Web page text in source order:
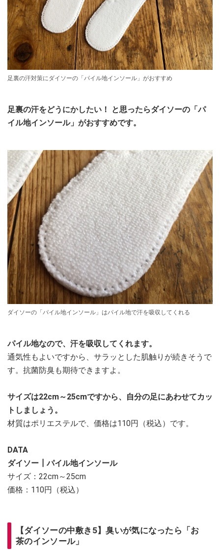
足裏の汗対策にダイソーの「パイル地インソール」がおすすめ
足裏の汗をどうにかしたい！ と思ったらダイソーの「パ
イル地インソール」がおすすめです。
ダイソーの「パイル地インソール」はパイル地で汗を吸収してくれる
パイル地なので、汗を吸収してくれます。
通気性もよいですから、サラッとした肌触りが続きそうで
す。抗菌防臭も期待できますよ。
サイズは22cm～25cmですから、自分の足にあわせてカッ
トしましょう。
材質はポリエステルで、価格は110円（税込）です。
DATA
ダイソー┃パイル地インソール
サイズ：22cm～25cm
価格：110円（税込）
【ダイソーの中敷き5】臭いが気になったら「お
茶のインソール」